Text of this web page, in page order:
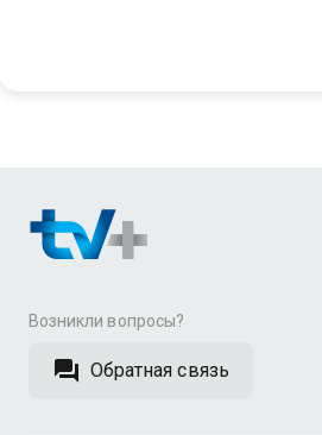
Возникли вопросы?
Обратная связь